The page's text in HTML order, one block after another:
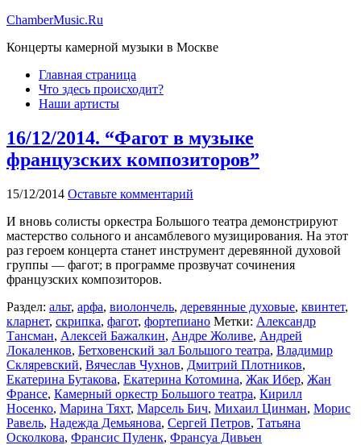
ChamberMusic.Ru
Концерты камерной музыки в Москве
Главная страница
Что здесь происходит?
Наши артисты
16/12/2014. “Фагот в музыке
французских композиторов”
15/12/2014 Оставьте комментарий
И вновь солисты оркестра Большого театра демонстрируют
мастерство сольного и ансамблевого музицирования. На этот
раз героем концерта станет инструмент деревянной духовой
группы — фагот; в программе прозвучат сочинения
французских композиторов.
Раздел: альт, арфа, виолончель, деревянные духовые, квинтет,
кларнет, скрипка, фагот, фортепиано Метки: Александр
Тансман, Алексей Бажалкин, Андре Жоливе, Андрей
Локаленков, Бетховенский зал Большого театра, Владимир
Скляревский, Вячеслав Чухнов, Дмитрий Плотников,
Екатерина Бутакова, Екатерина Котомина, Жак Ибер, Жан
Франсе, Камерный оркестр Большого театра, Кирилл
Носенко, Марина Тяхт, Марсель Бич, Михаил Цинман, Морис
Равель, Надежда Демьянова, Сергей Петров, Татьяна
Осколкова, Франсис Пуленк, Франсуа Дивьен